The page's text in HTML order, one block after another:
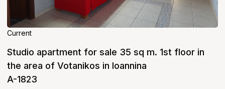
Current
Studio apartment for sale 35 sq m. 1st floor in
the area of ​​Votanikos in Ioannina
A-1823